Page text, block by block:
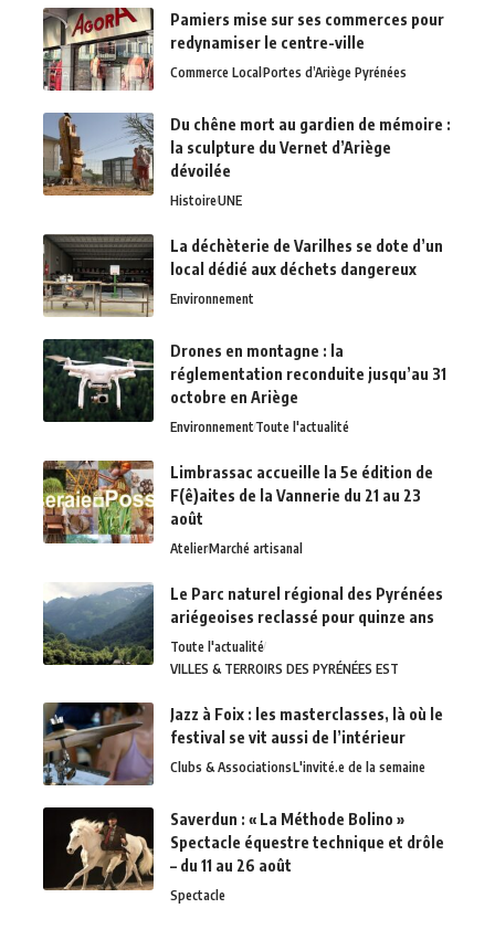
Pamiers mise sur ses commerces pour
redynamiser le centre-ville
Commerce LocalPortes d’Ariège Pyrénées
Du chêne mort au gardien de mémoire :
la sculpture du Vernet d’Ariège
dévoilée
HistoireUNE
La déchèterie de Varilhes se dote d’un
local dédié aux déchets dangereux
Environnement
Drones en montagne : la
réglementation reconduite jusqu’au 31
octobre en Ariège
EnvironnementToute l'actualité
Limbrassac accueille la 5e édition de
F(ê)aites de la Vannerie du 21 au 23
août
AtelierMarché artisanal
Le Parc naturel régional des Pyrénées
ariégeoises reclassé pour quinze ans
Toute l'actualité
VILLES & TERROIRS DES PYRÉNÉES EST
Jazz à Foix : les masterclasses, là où le
festival se vit aussi de l’intérieur
Clubs & AssociationsL'invité.e de la semaine
Saverdun : « La Méthode Bolino »
Spectacle équestre technique et drôle
– du 11 au 26 août
Spectacle